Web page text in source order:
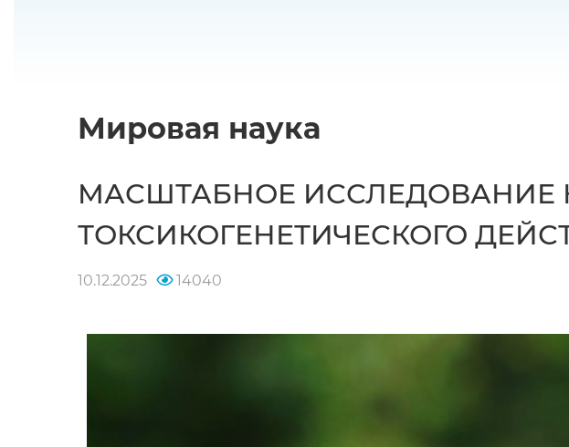
Мировая наука
МАСШТАБНОЕ ИССЛЕДОВАНИЕ
ТОКСИКОГЕНЕТИЧЕСКОГО
10.12.2025 14040